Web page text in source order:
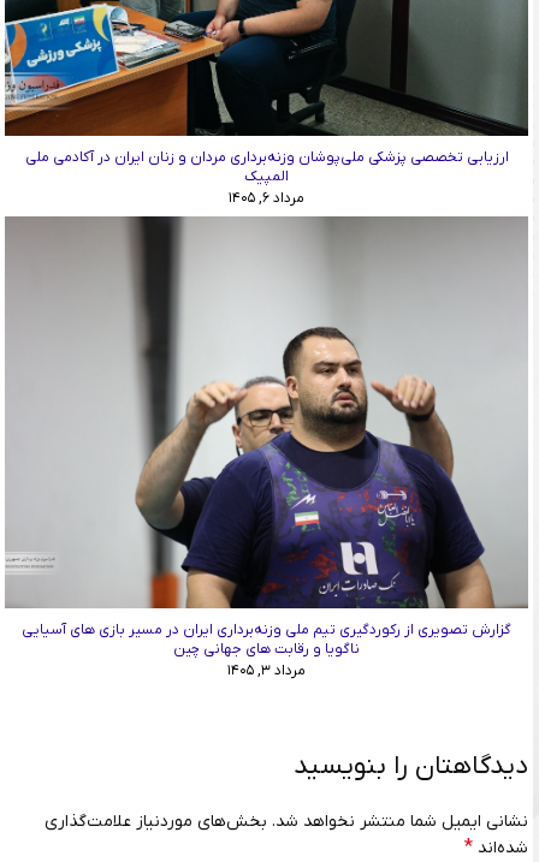
ارزیابی تخصصی پزشکی ملی‌پوشان وزنه‌برداری مردان و زنان ایران در آکادمی ملی
المپیک
مرداد ۶, ۱۴۰۵
گزارش تصویری از رکوردگیری تیم ملی وزنه‌برداری ایران در مسیر بازی های آسیایی
ناگویا و رقابت های جهانی چین
مرداد ۳, ۱۴۰۵
دیدگاهتان را بنویسید
نشانی ایمیل شما منتشر نخواهد شد. بخش‌های موردنیاز علامت‌گذاری
شده‌اند *